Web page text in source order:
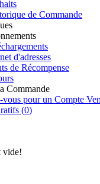
de Commande
d'adresses
de Récompense
Commande
vous pour un Compte
(0)
vide!